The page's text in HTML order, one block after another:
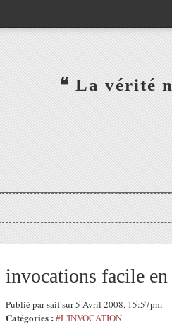
‎❝ La vérité
invocations facile
Publié par saif sur 5 Avril 2008, 15:57pm
Catégories : #L'INVOCATION